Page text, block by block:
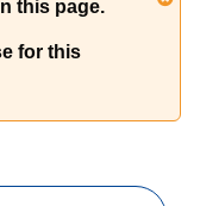
this page.
for this